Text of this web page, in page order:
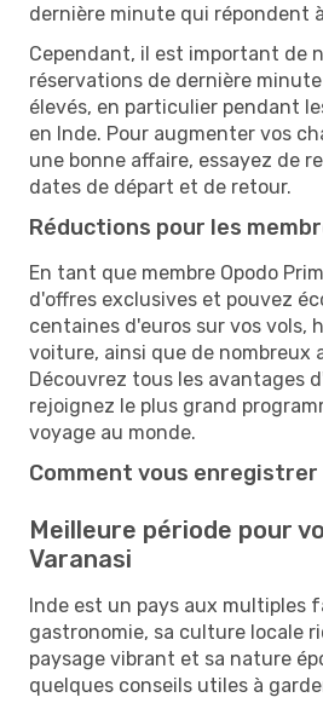
dernière minute qui répondent
Cependant, il est important de
réservations de dernière
élevés, en particulier pendant
en Inde. Pour augmenter vos
une bonne affaire, essayez de
dates de départ et de retour.
Réductions pour les
En tant que membre Opodo
d'offres exclusives et pouvez
centaines d'euros sur vos vols,
voiture, ainsi que de nombreux
Découvrez tous les avantages
rejoignez le plus grand
voyage au monde.
Comment vous
Meilleure période pour
Varanasi
Inde est un pays aux multiples
gastronomie, sa culture locale
paysage vibrant et sa nature
quelques conseils utiles à